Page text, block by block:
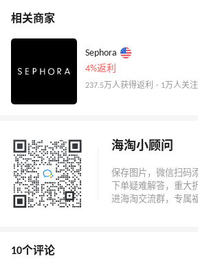
相关商家
Sephora
4%返利
237.5万人获得返利 · 1万人关注
海淘小顾问
10个评论